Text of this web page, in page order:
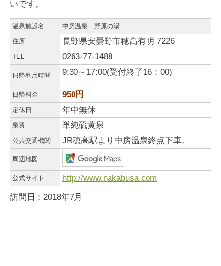
いです。
温泉施設名 中房温泉 野原の湯
住所 長野県安曇野市穂高有明 7226
TEL 0263-77-1488
日帰利用時間 9:30～17:00(受付終了16：00)
日帰料金 950円
定休日 年中無休
泉質 単純硫黄泉
公共交通機関 JR穂高駅より中房温泉終点下車。
周辺地図
公式サイト http://www.nakabusa.com
訪問日：2018年7月